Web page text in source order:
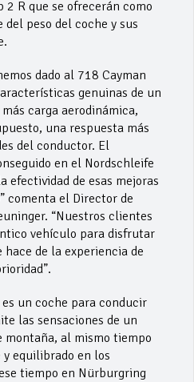
R que se ofrecerán como
peso del coche y sus
dado al 718 Cayman
genuinas de un
carga aerodinámica,
una respuesta más
del conductor. El
en el Nordschleife
efectividad de esas mejoras
comenta el Director de
“Nuestros clientes
vehículo para disfrutar
de la experiencia de
es un coche para conducir
las sensaciones de un
montaña, al mismo tiempo
equilibrado en los
tiempo en Nürburgring